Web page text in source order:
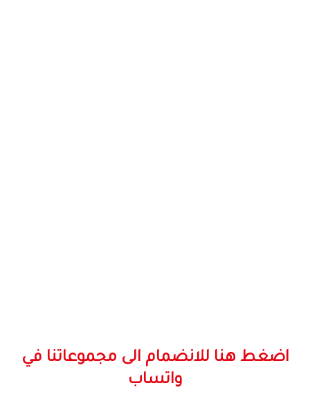
اضغط هنا للانضمام الى مجموعاتنا في
واتساب